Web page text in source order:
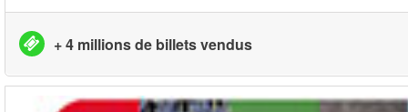
+ 4 millions de billets vendus